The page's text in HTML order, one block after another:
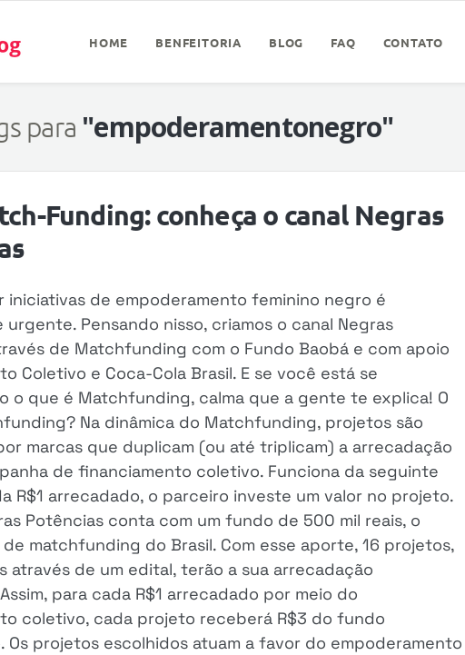
HOME BENFEITORIA BLOG FAQ CONTATO
para "empoderamentonegro"
Funding: conheça o canal Negras
iniciativas de empoderamento feminino negro é
urgente. Pensando nisso, criamos o canal Negras
de Matchfunding com o Fundo Baobá e com apoio
Coletivo e Coca-Cola Brasil. E se você está se
o que é Matchfunding, calma que a gente te explica! O
Na dinâmica do Matchfunding, projetos são
marcas que duplicam (ou até triplicam) a arrecadação
de financiamento coletivo. Funciona da seguinte
R$1 arrecadado, o parceiro investe um valor no projeto.
Potências conta com um fundo de 500 mil reais, o
matchfunding do Brasil. Com esse aporte, 16 projetos,
através de um edital, terão a sua arrecadação
Assim, para cada R$1 arrecadado por meio do
coletivo, cada projeto receberá R$3 do fundo
Os projetos escolhidos atuam a favor do empoderamento